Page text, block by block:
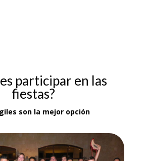
participar en las
fiestas?
son la mejor opción